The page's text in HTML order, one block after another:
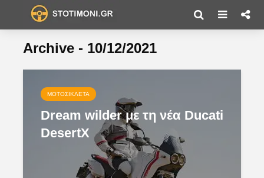
Archive - 10/12/2021
ΜΟΤΟΣΙΚΛΈΤΑ
Dream wilder με τη νέα Ducati
DesertX